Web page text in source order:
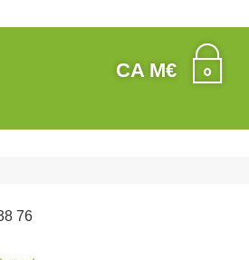
CA M€
76